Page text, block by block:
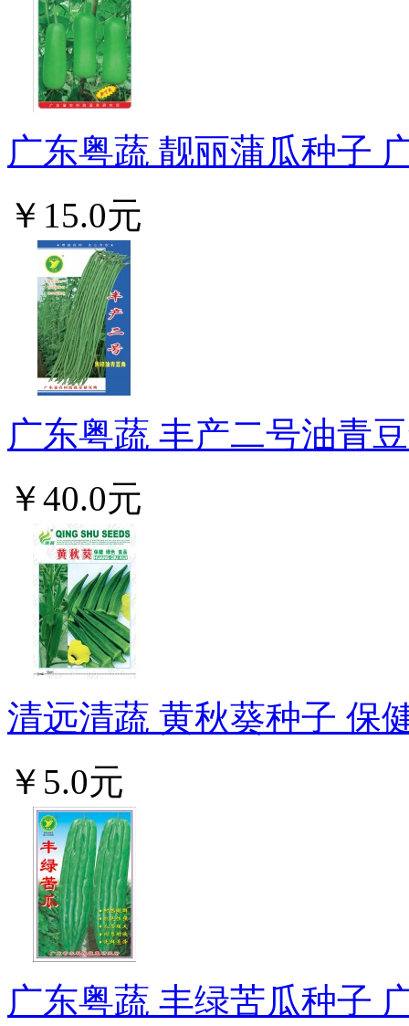
广东粤蔬 靓丽蒲瓜种子
￥15.0元
广东粤蔬 丰产二号油青
￥40.0元
清远清蔬 黄秋葵种子 保
￥5.0元
广东粤蔬 丰绿苦瓜种子